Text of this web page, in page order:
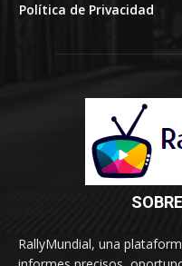
Política de Privacidad
RallyMundial, una